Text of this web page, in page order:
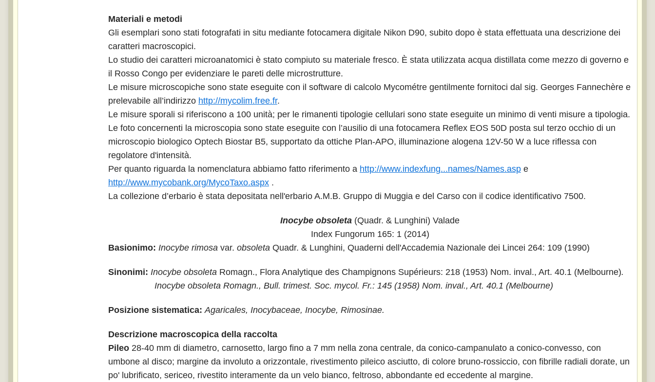
Materiali e metodi
Gli esemplari sono stati fotografati in situ mediante fotocamera digitale Nikon D90, subito dopo è stata effettuata una descrizione dei
caratteri macroscopici.
Lo studio dei caratteri microanatomici è stato compiuto su materiale fresco. È stata utilizzata acqua distillata come mezzo di governo e
il Rosso Congo per evidenziare le pareti delle microstrutture.
Le misure microscopiche sono state eseguite con il software di calcolo Mycométre gentilmente fornitoci dal sig. Georges Fannechère e
prelevabile all’indirizzo http://mycolim.free.fr.
Le misure sporali si riferiscono a 100 unità; per le rimanenti tipologie cellulari sono state eseguite un minimo di venti misure a tipologia.
Le foto concernenti la microscopia sono state eseguite con l’ausilio di una fotocamera Reflex EOS 50D posta sul terzo occhio di un
microscopio biologico Optech Biostar B5, supportato da ottiche Plan-APO, illuminazione alogena 12V-50 W a luce riflessa con
regolatore d'intensità.
Per quanto riguarda la nomenclatura abbiamo fatto riferimento a http://www.indexfung...names/Names.aspe
http://www.mycobank.org/MycoTaxo.aspx.
La collezione d’erbario è stata depositata nell'erbario A.M.B. Gruppo di Muggia e del Carso con il codice identificativo 7500.
Inocybe obsoleta (Quadr. & Lunghini) Valade
Index Fungorum 165: 1 (2014)
Basionimo: Inocybe rimosavar. obsoletaQuadr. & Lunghini, Quaderni dell'Accademia Nazionale dei Lincei 264: 109 (1990)
Sinonimi: Inocybe obsoletaRomagn., Flora Analytique des Champignons Supérieurs: 218 (1953) Nom. inval., Art. 40.1 (Melbourne).
Inocybe obsoleta Romagn., Bull. trimest. Soc. mycol. Fr.: 145 (1958) Nom. inval., Art. 40.1 (Melbourne)
Posizione sistematica:Agaricales, Inocybaceae, Inocybe, Rimosinae.
Descrizione macroscopica della raccolta
Pileo28-40 mm di diametro, carnosetto, largo fino a 7 mm nella zona centrale, da conico-campanulato a conico-convesso, con
umbone al disco; margine da involuto a orizzontale, rivestimento pileico asciutto, di colore bruno-rossiccio, con fibrille radiali dorate, un
po' lubrificato, sericeo, rivestito interamente da un velo bianco, feltroso, abbondante ed eccedente al margine.